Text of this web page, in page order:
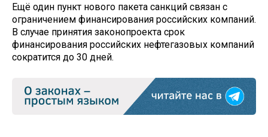
Ещё один пункт нового пакета санкций связан с
ограничением финансирования российских компаний.
В случае принятия законопроекта срок
финансирования российских нефтегазовых компаний
сократится до 30 дней.